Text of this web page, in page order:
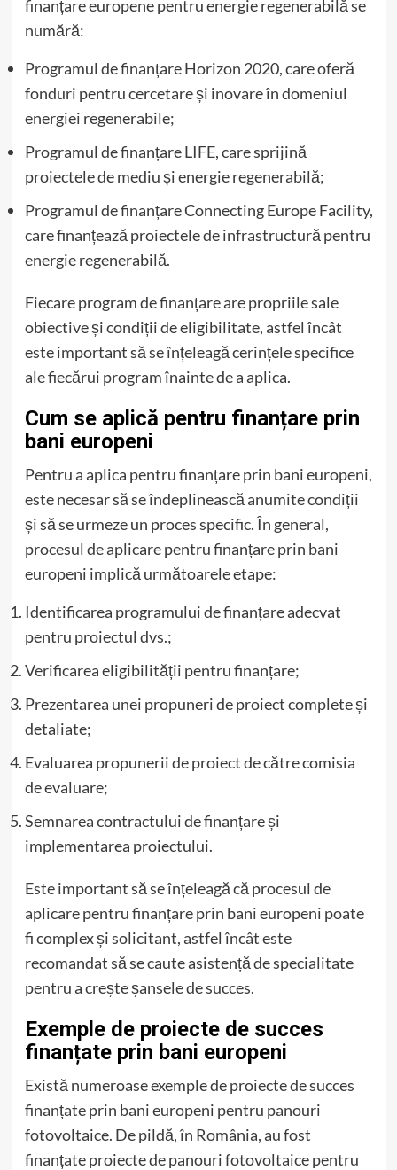
finanțare europene pentru energie regenerabilă se
numără:
Programul de finanțare Horizon 2020, care oferă
fonduri pentru cercetare și inovare în domeniul
energiei regenerabile;
Programul de finanțare LIFE, care sprijină
proiectele de mediu și energie regenerabilă;
Programul de finanțare Connecting Europe Facility,
care finanțează proiectele de infrastructură pentru
energie regenerabilă.
Fiecare program de finanțare are propriile sale
obiective și condiții de eligibilitate, astfel încât
este important să se înțeleagă cerințele specifice
ale fiecărui program înainte de a aplica.
Cum se aplică pentru finanțare prin
bani europeni
Pentru a aplica pentru finanțare prin bani europeni,
este necesar să se îndeplinească anumite condiții
și să se urmeze un proces specific. În general,
procesul de aplicare pentru finanțare prin bani
europeni implică următoarele etape:
Identificarea programului de finanțare adecvat
pentru proiectul dvs.;
Verificarea eligibilității pentru finanțare;
Prezentarea unei propuneri de proiect complete și
detaliate;
Evaluarea propunerii de proiect de către comisia
de evaluare;
Semnarea contractului de finanțare și
implementarea proiectului.
Este important să se înțeleagă că procesul de
aplicare pentru finanțare prin bani europeni poate
fi complex și solicitant, astfel încât este
recomandat să se caute asistență de specialitate
pentru a crește șansele de succes.
Exemple de proiecte de succes
finanțate prin bani europeni
Există numeroase exemple de proiecte de succes
finanțate prin bani europeni pentru panouri
fotovoltaice. De pildă, în România, au fost
finanțate proiecte de panouri fotovoltaice pentru